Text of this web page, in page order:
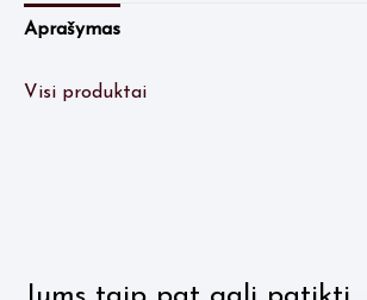
Aprašymas
Visi produktai